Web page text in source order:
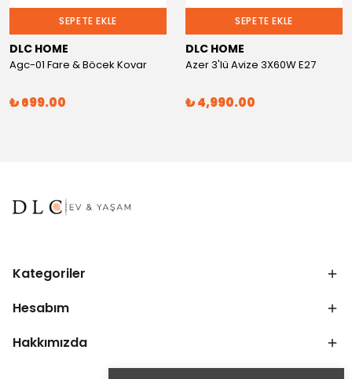
SEPETE EKLE
DLC HOME
Agc-01 Fare & Böcek Kovar
₺ 699.00
SEPETE EKLE
DLC HOME
Azer 3'lü Avize 3X60W E27
₺ 4,990.00
Kategoriler
Hesabım
Hakkımızda